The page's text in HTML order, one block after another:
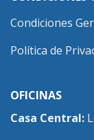
Condiciones
Política de
OFICINAS
Casa Central: